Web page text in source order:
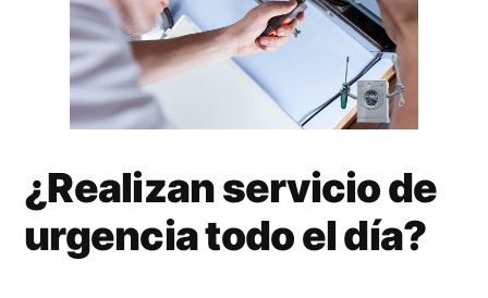
¿Realizan servicio de
urgencia todo el día?